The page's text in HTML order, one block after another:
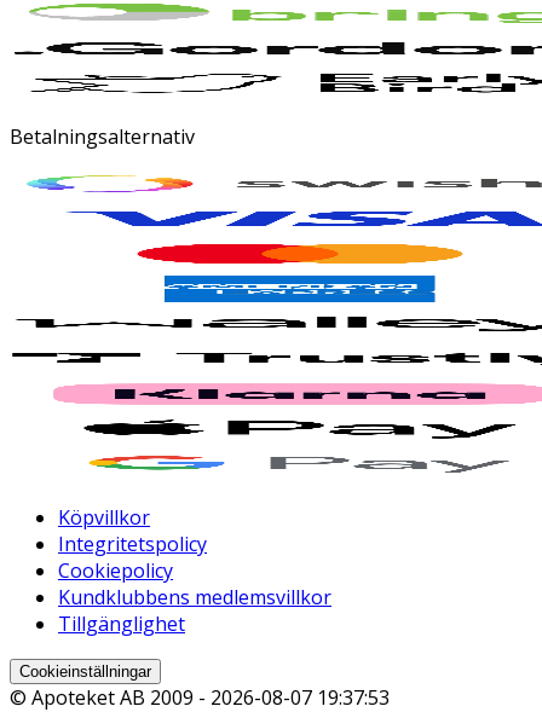
Betalningsalternativ
Köpvillkor
Integritetspolicy
Cookiepolicy
Kundklubbens medlemsvillkor
Tillgänglighet
Cookieinställningar
© Apoteket AB 2009 - 2026-08-07 19:37:53